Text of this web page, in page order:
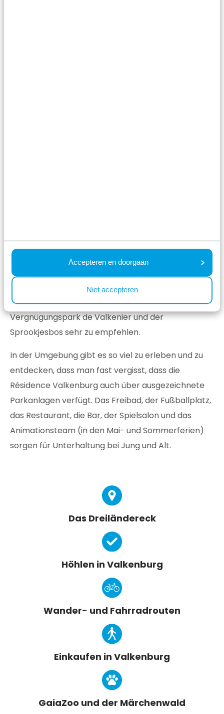
Accepteren en doorgaan
Niet accepteren
Terrassen. Auch zum Einkaufen, Wandern,
Radfahren oder Bootfahren ist die Region
hervorragend geeignet. Kommen Ihre
(Enkel-)Kinder mit zu einem Wochenende in
Limburg? Dann sind der GaiaZoo, der
Vergnügungspark de Valkenier und der
Sprookjesbos sehr zu empfehlen.
In der Umgebung gibt es so viel zu erleben und zu
entdecken, dass man fast vergisst, dass die
Résidence Valkenburg auch über ausgezeichnete
Parkanlagen verfügt. Das Freibad, der Fußballplatz,
das Restaurant, die Bar, der Spielsalon und das
Animationsteam (in den Mai- und Sommerferien)
sorgen für Unterhaltung bei Jung und Alt.
Das Dreiländereck
Höhlen in Valkenburg
Wander- und Fahrradrouten
Einkaufen in Valkenburg
GaiaZoo und der Märchenwald